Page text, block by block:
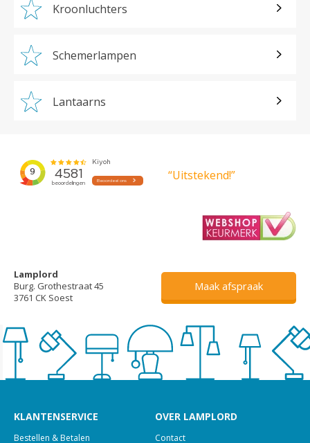
Kroonluchters
Schemerlampen
Lantaarns
“Uitstekend!”
Lamplord
Burg. Grothestraat 45
3761 CK Soest
Maak afspraak
KLANTENSERVICE
Bestellen & Betalen
OVER LAMPLORD
Contact